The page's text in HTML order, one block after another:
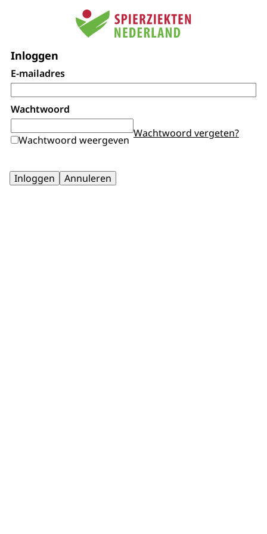
Inloggen
E-mailadres
Wachtwoord
Wachtwoord weergeven
Wachtwoord vergeten?
Inloggen Annuleren